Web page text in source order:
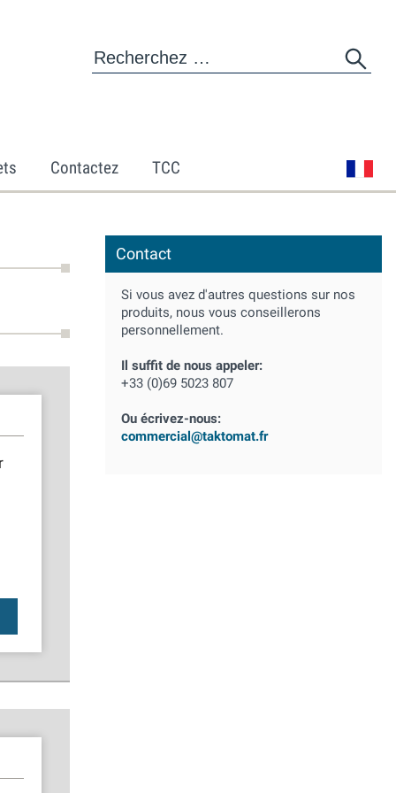
Contactez TCC
Contact
Si vous avez d'autres questions sur nos
produits, nous vous conseillerons
personnellement.
Il suffit de nous appeler:
+33 (0)69 5023 807
Ou écrivez-nous:
commercial@taktomat.fr